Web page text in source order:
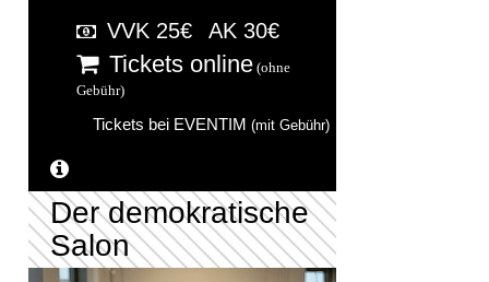
VVK 25€ AK 30€
Tickets online (ohne
Gebühr)
Tickets bei EVENTIM (mit Gebühr)
Der demokratische
Salon